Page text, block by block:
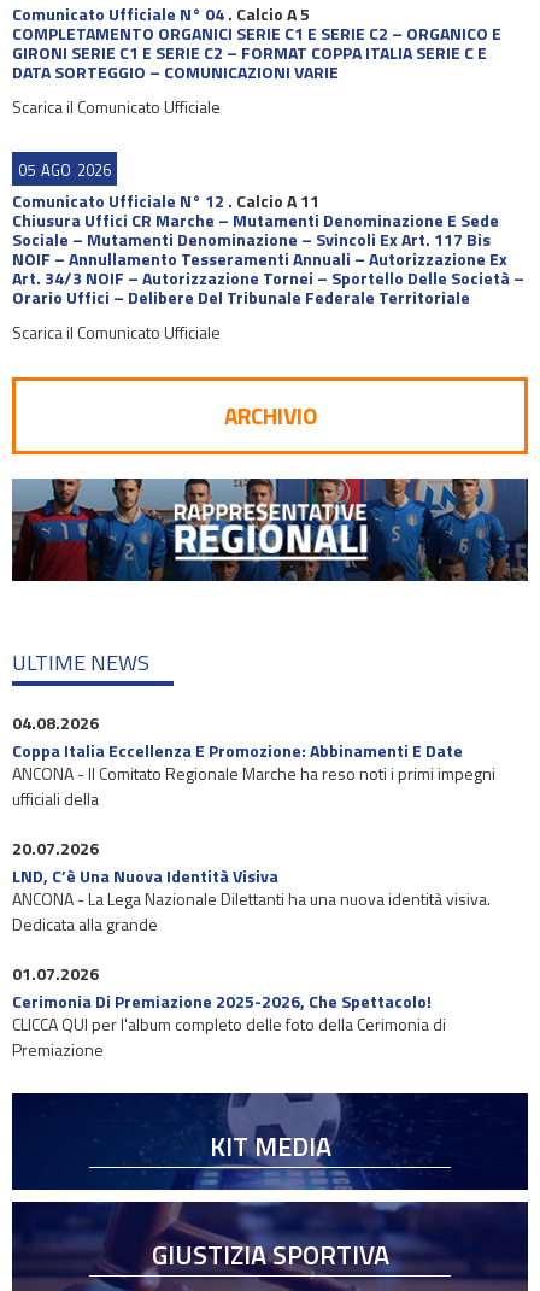
Comunicato Ufficiale N° 04. Calcio A 5
COMPLETAMENTO ORGANICI SERIE C1 E SERIE C2 – ORGANICO E
GIRONI SERIE C1 E SERIE C2 – FORMAT COPPA ITALIA SERIE C E
DATA SORTEGGIO – COMUNICAZIONI VARIE
Scarica il Comunicato Ufficiale
05 AGO 2026
Comunicato Ufficiale N° 12 . Calcio A 11
Chiusura Uffici CR Marche – Mutamenti Denominazione E Sede
Sociale – Mutamenti Denominazione – Svincoli Ex Art. 117 Bis
NOIF – Annullamento Tesseramenti Annuali – Autorizzazione Ex
Art. 34/3 NOIF – Autorizzazione Tornei – Sportello Delle Società –
Orario Uffici – Delibere Del Tribunale Federale Territoriale
Scarica il Comunicato Ufficiale
ARCHIVIO
ULTIME NEWS
04.08.2026
Coppa Italia Eccellenza E Promozione: Abbinamenti E Date
ANCONA - Il Comitato Regionale Marche ha reso noti i primi impegni
ufficiali della
20.07.2026
LND, C’è Una Nuova Identità Visiva
ANCONA - La Lega Nazionale Dilettanti ha una nuova identità visiva.
Dedicata alla grande
01.07.2026
Cerimonia Di Premiazione 2025-2026, Che Spettacolo!
CLICCA QUI per l'album completo delle foto della Cerimonia di
Premiazione
KIT MEDIA
GIUSTIZIA SPORTIVA